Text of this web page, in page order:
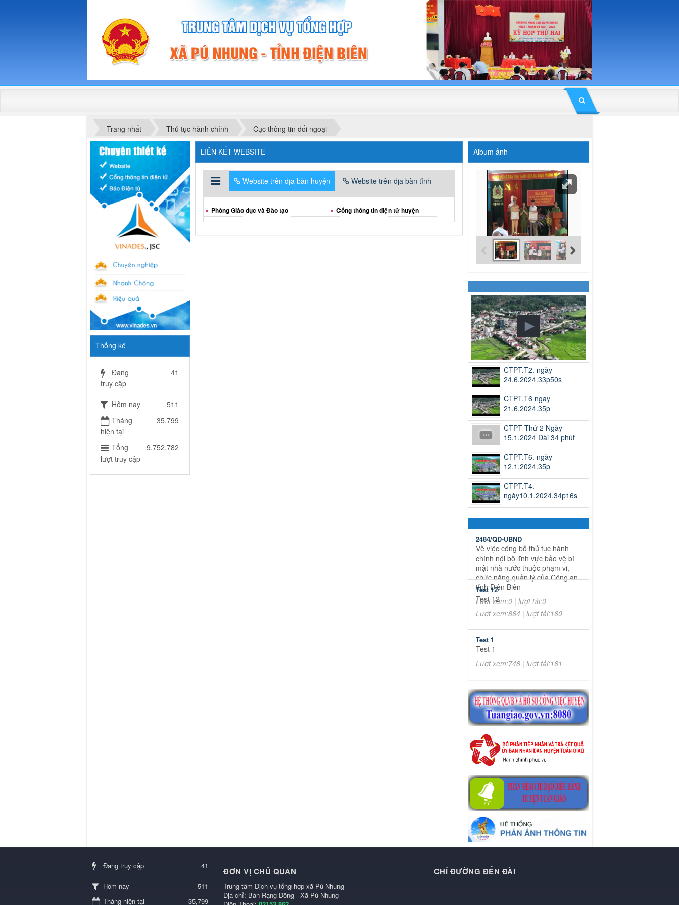
Trang nhất Thủ tục hành chính Cục thông tin đối ngoại
LIÊN KẾT WEBSITE
Website trên địa bàn huyện Website trên địa bàn tỉnh
Phòng Giáo dục và Đào tạo Cổng thông tin điện tử huyện
Album ảnh
CTPT.T2. ngày
24.6.2024.33p50s
CTPT.T6 ngay
21.6.2024.35p
CTPT Thứ 2 Ngày
15.1.2024 Dài 34 phút
CTPT.T6. ngày
12.1.2024.35p
CTPT.T4.
ngày10.1.2024.34p16s
2484/QĐ-UBND
Về việc công bố thủ tục hành
chính nội bộ lĩnh vực bảo vệ bí
mật nhà nước thuộc phạm vi,
chức năng quản lý của Công an
tỉnh Điện Biên
Lượt xem:0 | lượt tải:0
Test 12
Test 12
Lượt xem:864 | lượt tải:160
Test 1
Test 1
Lượt xem:748 | lượt tải:161
Thống kê
Đang
truy cập
41
Hôm nay
511
Tháng
hiện tại
35,799
Tổng
lượt truy cập
9,752,782
Đang truy cập 41
Hôm nay
511
Tháng hiện tại
35,799
ĐƠN VỊ CHỦ QUẢN
Trung tâm Dịch vụ tổng hợp xã Pú Nhung
Địa chỉ: Bản Rạng Đông - Xã Pú Nhung
CHỈ ĐƯỜNG ĐẾN ĐÀI